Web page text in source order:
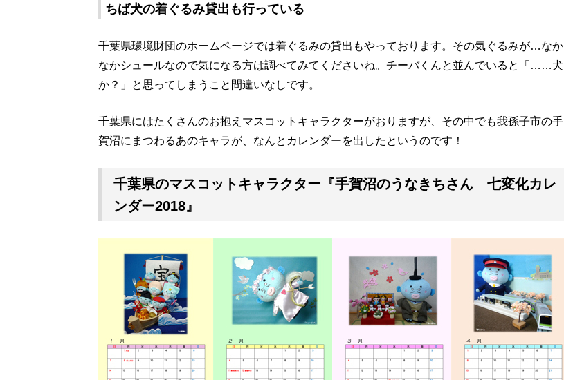
ちば犬の着ぐるみ貸出も行っている
千葉県環境財団のホームページでは着ぐるみの貸出もやっております。その気ぐるみが…なか
なかシュールなので気になる方は調べてみてくださいね。チーバくんと並んでいると「……犬
か？」と思ってしまうこと間違いなしです。
千葉県にはたくさんのお抱えマスコットキャラクターがおりますが、その中でも我孫子市の手
賀沼にまつわるあのキャラが、なんとカレンダーを出したというのです！
千葉県のマスコットキャラクター『手賀沼のうなきちさん 七変化カレ
ンダー2018』